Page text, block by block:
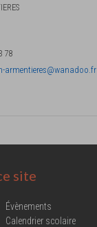
78
armentieres@wanadoo.fr
site
Évènements
Calendrier scolaire